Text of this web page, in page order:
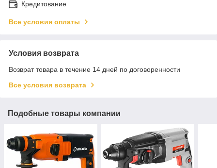
Кредитование
Все условия оплаты
Условия возврата
Возврат товара в течение 14 дней по договоренности
Все условия возврата
Подобные товары компании